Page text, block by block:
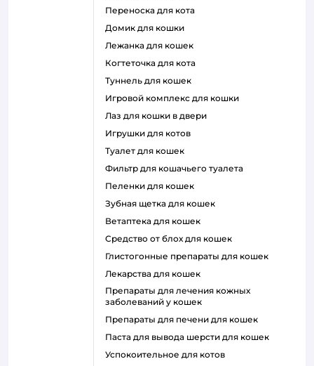
переноска для кота
домик для кошки
лежанка для кошек
когтеточка для кота
туннель для кошек
игровой комплекс для кошки
лаз для кошки в двери
игрушки для котов
туалет для кошек
фильтр для кошачьего туалета
пеленки для кошек
зубная щетка для кошек
ветаптека для кошек
средство от блох для кошек
глистогонные препараты для кошек
лекарства для кошек
препараты для лечения кожных
заболеваний у кошек
препараты для печени для кошек
паста для вывода шерсти для кошек
успокоительное для котов